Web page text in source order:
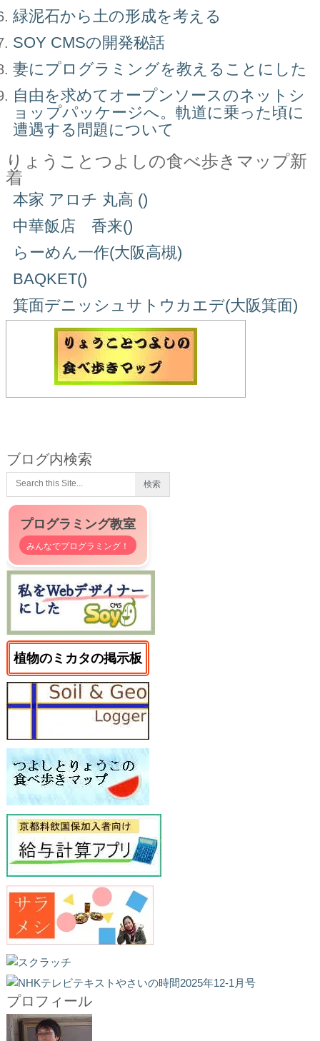
緑泥石から土の形成を考える
SOY CMSの開発秘話
妻にプログラミングを教えることにした
自由を求めてオープンソースのネットシ
ョップパッケージへ。軌道に乗った頃に
遭遇する問題について
りょうことつよしの食べ歩きマップ新
着
本家 アロチ 丸高 ()
中華飯店 香来()
らーめん一作(大阪高槻)
BAQKET()
箕面デニッシュサトウカエデ(大阪箕面)
ブログ内検索
プログラミング教室
みんなでプログラミング！
植物のミカタの掲示板
プロフィール